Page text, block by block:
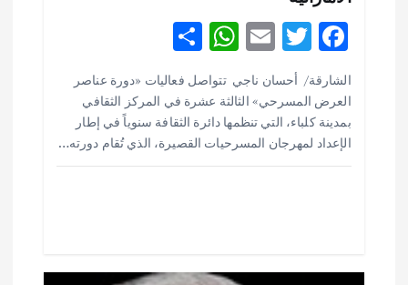
ت
F
ac
e
b
o
T
w
it
te
r
E
ai
l
W
h
at
s
A
h
ar
e
الشارقة/ أحسان ناجي تتواصل فعاليات «دورة عناصر
العرض المسرحي» الثالثة عشرة في المركز الثقافي
بمدينة كلباء، التي تنظمها دائرة الثقافة سنوياً في إطار
الإعداد لمهرجان المسرحيات القصيرة، الذي تُقام دورته…